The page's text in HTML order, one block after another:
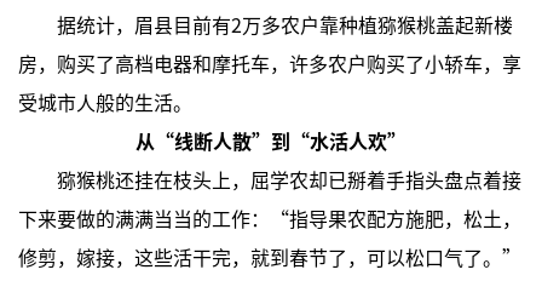
据统计，眉县目前有2万多农户靠种植猕猴桃盖起新楼
房，购买了高档电器和摩托车，许多农户购买了小轿车，享
受城市人般的生活。
从“线断人散”到“水活人欢”
猕猴桃还挂在枝头上，屈学农却已掰着手指头盘点着接
下来要做的满满当当的工作：“指导果农配方施肥，松土，
修剪，嫁接，这些活干完，就到春节了，可以松口气了。”